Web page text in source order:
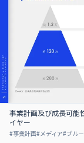
事業計画及び成⻑可能
イヤー
#事業計画#メディア#ブルー